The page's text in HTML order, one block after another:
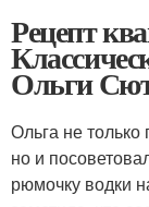
Рецепт
Ольги
Ольга не
но и
рюмочку водки